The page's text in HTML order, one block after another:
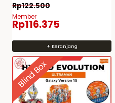
Rp122.500
Member
Rp116.375
+ Keranjang
Blind Box